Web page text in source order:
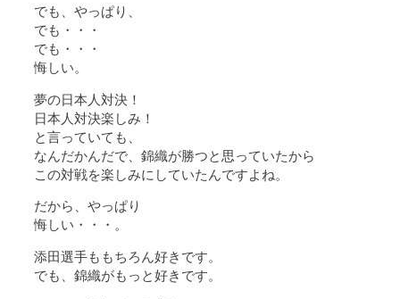
でも、やっぱり、
でも・・・
でも・・・
悔しい。
夢の日本人対決！
日本人対決楽しみ！
と言っていても、
なんだかんだで、錦織が勝つと思っていたから
この対戦を楽しみにしていたんですよね。
だから、やっぱり
悔しい・・・。
添田選手ももちろん好きです。
でも、錦織がもっと好きです。